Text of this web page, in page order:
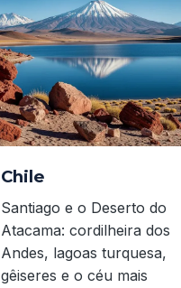
Chile
Santiago e o Deserto do
Atacama: cordilheira dos
Andes, lagoas turquesa,
gêiseres e o céu mais